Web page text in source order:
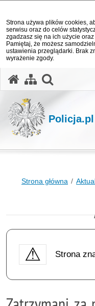
Strona używa plików cookies,
serwisu oraz do celów
zgadzasz się na ich użycie
Pamiętaj, że możesz
ustawienia przeglądarki. Brak
wyrażenie zgody.
Policja.pl
Strona główna
Strona